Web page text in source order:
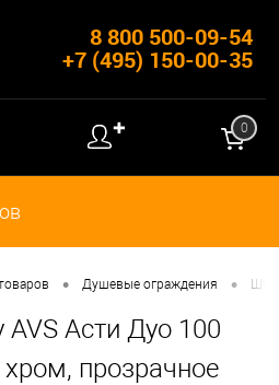
8 800 500-09-54
+7 (495) 150-00-35
✚ 0
• Душевые ограждения •
Асти Дуо 100
прозрачное